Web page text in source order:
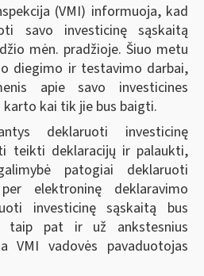
(VMI) informuoja, kad
savo investicinę sąskaitą
mėn. pradžioje. Šiuo metu
diegimo ir testavimo darbai,
apie savo investicines
kai tik jie bus baigti.
deklaruoti investicinę
teikti deklaracijų ir palaukti,
patogiai deklaruoti
elektroninę deklaravimo
investicinę sąskaitą bus
taip pat ir už ankstesnius
VMI vadovės pavaduotojas